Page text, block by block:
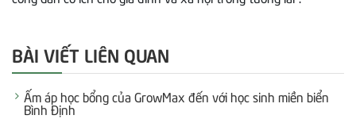
BÀI VIẾT LIÊN QUAN
Ấm áp học bổng của GrowMax đến với học sinh miền biển
Bình Định